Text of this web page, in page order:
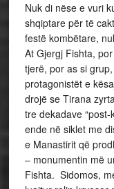
Nuk di nëse e vuri
shqiptare për të
festë kombëtare,
At Gjergj Fishta,
tjerë, por as si
protagonistët e
drojë se Tirana
tre dekadave
ende në siklet me
e Manastirit që
– monumentin më
Fishta. Sidomos,